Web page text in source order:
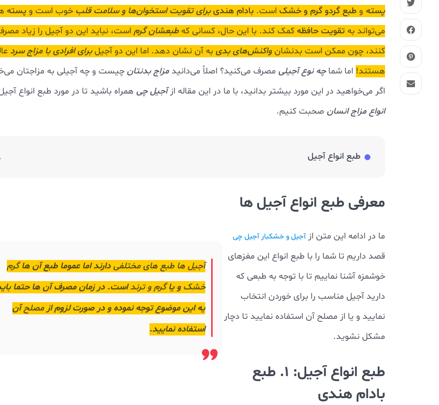
پسته و طبع گردو گرم و خشک است. بادام هندی برای تقویت استخوان‌ها و سلامت قلب خوب است و پسته
می‌تواند به تقویت حافظه کمک کند. با این حال، کسانی که طبعشان گرم است، نباید این دو آجیل را زیاد
کنند، چون ممکن است بدنشان واکنش‌های بدی به آن نشان دهد. اما این دو آجیلبرای افرادی با مزاج سرد
هستند! اما شماچه نوع آجیلی مصرف می‌کنید؟ اصلاً می‌دانید مزاج بدنتان چیست و چه آجیلی به مزاجتان
اگر می‌خواهید در این مورد بیشتر بدانید، با ما در این مقاله ازآجیل چی همراه باشید تا در مورد طبع انواع
انواع مزاج انسان صحبت کنیم.
طبع انواع آجیل
معرفی طبع انواع آجیل ها
آجیل ها طبع های مختلفی دارند اما عموما طبع آن هاگرم
خشک و یاگرم و ترنداست. در زمان مصرف آن ها حتما
یه این موضوع توجه نموده و در صورت لزوم ازمصلحآن
استفاده نمایید.
ما در ادامه این متن ازآجیل و خشکبار آجیل چی
قصد داریم تا شما را با طبع انواع این مغزهای
خوشمزه آشنا نماییم تا با توجه به طبعی که
دارید آجیل مناسب را برای خوردن انتخاب
نمایید و یا از مصلح آن استفاده نمایید تا دچار
مشکل نشوید.
طبع انواع آجیل: 1. طبع
بادام هندی